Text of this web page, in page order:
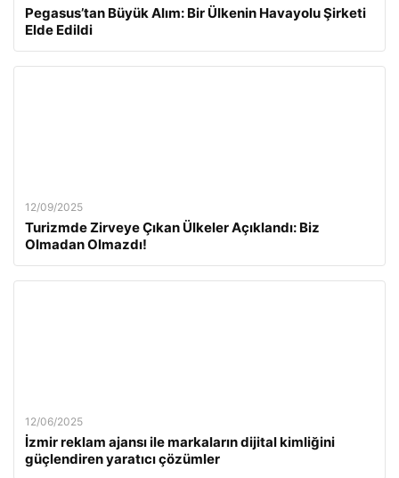
Pegasus’tan Büyük Alım: Bir Ülkenin Havayolu Şirketi
Elde Edildi
12/09/2025
Turizmde Zirveye Çıkan Ülkeler Açıklandı: Biz
Olmadan Olmazdı!
12/06/2025
İzmir reklam ajansı ile markaların dijital kimliğini
güçlendiren yaratıcı çözümler